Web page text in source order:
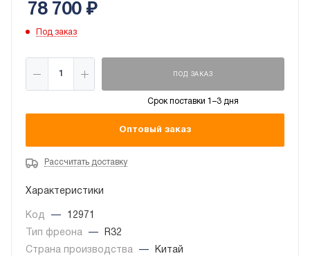
78 700₽
Под заказ
ПОД ЗАКАЗ
Срок поставки 1–3 дня
Оптовый заказ
Рассчитать доставку
Характеристики
Код —
12971
Тип фреона
—
R32
Страна производства
—
Китай